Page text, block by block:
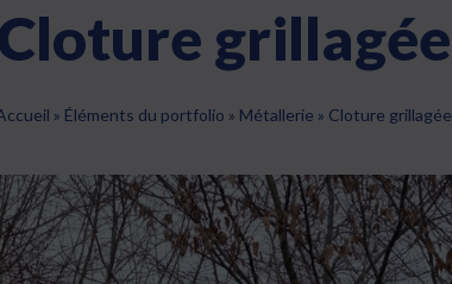
grillagée
» Éléments du portfolio » Métallerie » Cloture grillagée